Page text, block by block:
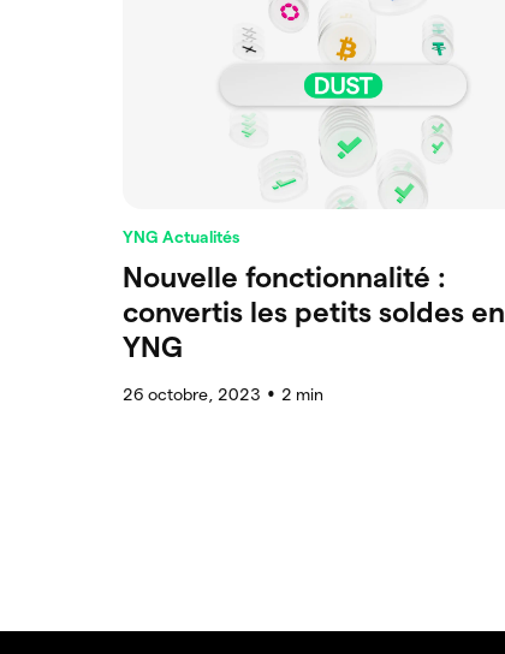
YNG Actualités
Nouvelle fonctionnalité :
convertis les petits soldes en
YNG
26 octobre, 2023 ● 2 min